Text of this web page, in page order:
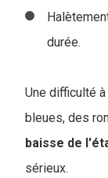
durée.
Une difficulté
bleues, des
baisse de
sérieux.